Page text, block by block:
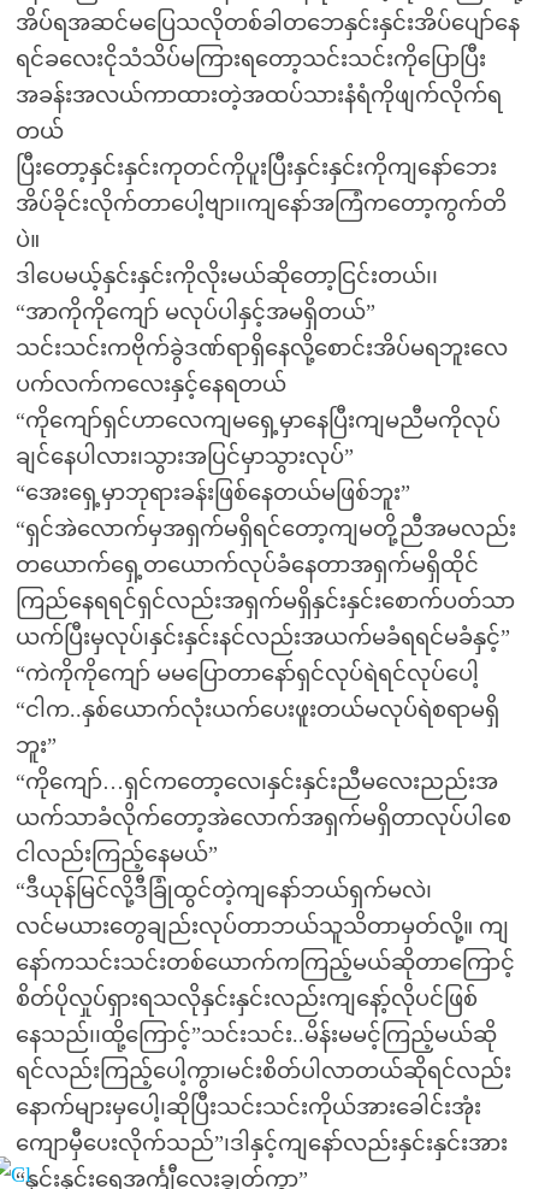
အိပ်ရအဆင်မပြေသလိုတစ်ခါတဘေနှင်းနှင်းအိပ်ပျော်နေ
ရင်ခလေးငိုသံသိပ်မကြားရတော့သင်းသင်းကိုပြောပြီး
အခန်းအလယ်ကာထားတဲ့အထပ်သားနံရံကိုဖျက်လိုက်ရ
တယ်
ပြီးတော့နှင်းနှင်းကုတင်ကိုပူးပြီးနှင်းနှင်းကိုကျနော်ဘေး
အိပ်ခိုင်းလိုက်တာပေါ့ဗျာ၊၊ကျနော်အကြံကတော့ကွက်တိ
ပဲ။
ဒါပေမယ့်နှင်းနှင်းကိုလိုးမယ်ဆိုတော့ငြင်းတယ်၊၊
“အာကိုကိုကျော် မလုပ်ပါနှင့်အမရှိတယ်”
သင်းသင်းကဗိုက်ခွဲဒဏ်ရာရှိနေလို့စောင်းအိပ်မရဘူးလေ
ပက်လက်ကလေးနှင့်နေရတယ်
“ကိုကျော်ရှင်ဟာလေကျမရှေ့မှာနေပြီးကျမညီမကိုလုပ်
ချင်နေပါလား၊သွားအပြင်မှာသွားလုပ်”
“အေးရှေ့မှာဘုရားခန်းဖြစ်နေတယ်မဖြစ်ဘူး”
“ရှင်အဲလောက်မှအရှက်မရှိရင်တော့ကျမတို့ညီအမလည်း
တယောက်ရှေ့တယောက်လုပ်ခံနေတာအရှက်မရှိထိုင်
ကြည်နေရရင်ရှင်လည်းအရှက်မရှိနှင်းနှင်းစောက်ပတ်သာ
ယက်ပြီးမှလုပ်၊နှင်းနှင်းနင်လည်းအယက်မခံရရင်မခံနှင့်”
“ကဲကိုကိုကျော် မမပြောတာနော်ရှင်လုပ်ရဲရင်လုပ်ပေါ့
“ငါက..နှစ်ယောက်လုံးယက်ပေးဖူးတယ်မလုပ်ရဲစရာမရှိ
ဘူး”
“ကိုကျော်…ရှင်ကတော့လေ၊နှင်းနှင်းညီမလေးညည်းအ
ယက်သာခံလိုက်တော့အဲလောက်အရှက်မရှိတာလုပ်ပါစေ
ငါလည်းကြည့်နေမယ်”
“ဒီယုန်မြင်လို့ဒီခြုံထွင်တဲ့ကျနော်ဘယ်ရှက်မလဲ၊
လင်မယားတွေချည်းလုပ်တာဘယ်သူသိတာမှတ်လို့။ ကျ
နော်ကသင်းသင်းတစ်ယောက်ကကြည့်မယ်ဆိုတာကြောင့်
စိတ်ပိုလှုပ်ရှားရသလိုနှင်းနှင်းလည်းကျနော့်လိုပင်ဖြစ်
နေသည်၊၊ထို့ကြောင့်”သင်းသင်း..မိန်းမမင့်ကြည့်မယ်ဆို
ရင်လည်းကြည့်ပေါ့ကွာ၊မင်းစိတ်ပါလာတယ်ဆိုရင်လည်း
နောက်များမှပေါ့၊ဆိုပြီးသင်းသင်းကိုယ်အားခေါင်းအုံး
ကျောမှီပေးလိုက်သည်”၊ဒါနှင့်ကျနော်လည်းနှင်းနှင်းအား
“နှင်းနှင်းရေအင်္ကျီလေးချွတ်ကွာ”